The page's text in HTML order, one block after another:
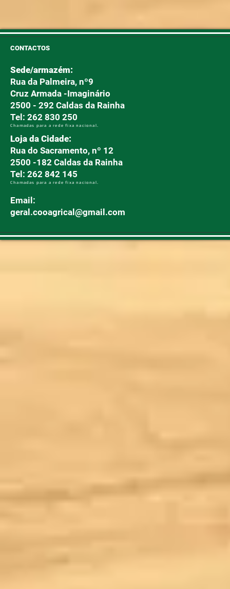
CONTACTOS
Sede/armazém:
Rua da Palmeira, nº9
Cruz Armada -Imaginário
2500 - 292 Caldas da Rainha
Tel: 262 830 250
Chamadas para a rede fixa nacional.
Loja da Cidade:
Rua do Sacramento, nº 12
2500 -182 Caldas da Rainha
Tel: 262 842 145
Chamadas para a rede fixa nacional.
Email:
geral.cooagrical@gmail.com